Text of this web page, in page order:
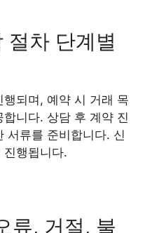
절차 단계별
되며, 예약 시 거래 목
니다. 상담 후 계약 진
서류를 준비합니다. 신
진행됩니다.
류, 거절, 불